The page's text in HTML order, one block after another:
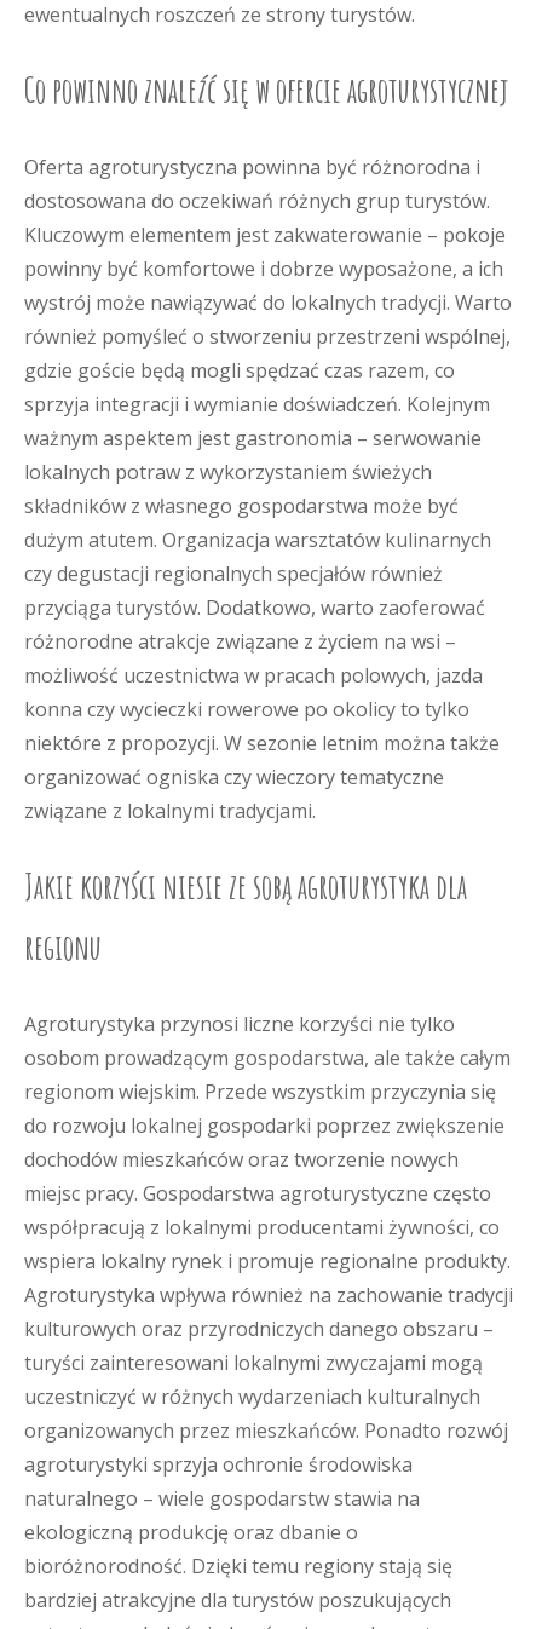
ewentualnych roszczeń ze strony turystów.
Co powinno znaleźć się w ofercie agroturystycznej
Oferta agroturystyczna powinna być różnorodna i
dostosowana do oczekiwań różnych grup turystów.
Kluczowym elementem jest zakwaterowanie – pokoje
powinny być komfortowe i dobrze wyposażone, a ich
wystrój może nawiązywać do lokalnych tradycji. Warto
również pomyśleć o stworzeniu przestrzeni wspólnej,
gdzie goście będą mogli spędzać czas razem, co
sprzyja integracji i wymianie doświadczeń. Kolejnym
ważnym aspektem jest gastronomia – serwowanie
lokalnych potraw z wykorzystaniem świeżych
składników z własnego gospodarstwa może być
dużym atutem. Organizacja warsztatów kulinarnych
czy degustacji regionalnych specjałów również
przyciąga turystów. Dodatkowo, warto zaoferować
różnorodne atrakcje związane z życiem na wsi –
możliwość uczestnictwa w pracach polowych, jazda
konna czy wycieczki rowerowe po okolicy to tylko
niektóre z propozycji. W sezonie letnim można także
organizować ogniska czy wieczory tematyczne
związane z lokalnymi tradycjami.
Jakie korzyści niesie ze sobą agroturystyka dla
regionu
Agroturystyka przynosi liczne korzyści nie tylko
osobom prowadzącym gospodarstwa, ale także całym
regionom wiejskim. Przede wszystkim przyczynia się
do rozwoju lokalnej gospodarki poprzez zwiększenie
dochodów mieszkańców oraz tworzenie nowych
miejsc pracy. Gospodarstwa agroturystyczne często
współpracują z lokalnymi producentami żywności, co
wspiera lokalny rynek i promuje regionalne produkty.
Agroturystyka wpływa również na zachowanie tradycji
kulturowych oraz przyrodniczych danego obszaru –
turyści zainteresowani lokalnymi zwyczajami mogą
uczestniczyć w różnych wydarzeniach kulturalnych
organizowanych przez mieszkańców. Ponadto rozwój
agroturystyki sprzyja ochronie środowiska
naturalnego – wiele gospodarstw stawia na
ekologiczną produkcję oraz dbanie o
bioróżnorodność. Dzięki temu regiony stają się
bardziej atrakcyjne dla turystów poszukujących